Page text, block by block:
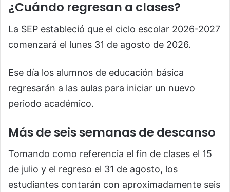
¿Cuándo regresan a clases?
La SEP estableció que el ciclo escolar 2026-2027
comenzará el lunes 31 de agosto de 2026.
Ese día los alumnos de educación básica
regresarán a las aulas para iniciar un nuevo
periodo académico.
Más de seis semanas de descanso
Tomando como referencia el fin de clases el 15
de julio y el regreso el 31 de agosto, los
estudiantes contarán con aproximadamente seis